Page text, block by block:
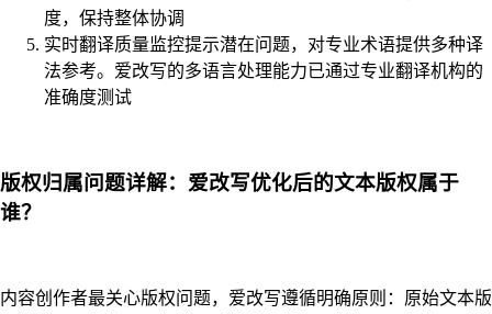
度，保持整体协调
实时翻译质量监控提示潜在问题，对专业术语提供多种译
法参考。爱改写的多语言处理能力已通过专业翻译机构的
准确度测试
版权归属问题详解：爱改写优化后的文本版权属于
谁？
内容创作者最关心版权问题，爱改写遵循明确原则：原始文本版